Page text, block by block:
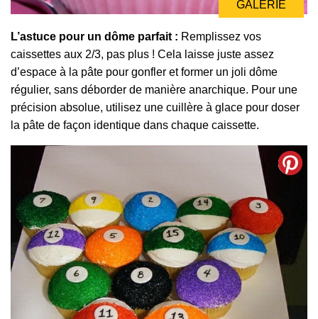
GALERIE
L’astuce pour un dôme parfait : Remplissez vos
caissettes aux 2/3, pas plus ! Cela laisse juste assez
d’espace à la pâte pour gonfler et former un joli dôme
régulier, sans déborder de manière anarchique. Pour une
précision absolue, utilisez une cuillère à glace pour doser
la pâte de façon identique dans chaque caissette.